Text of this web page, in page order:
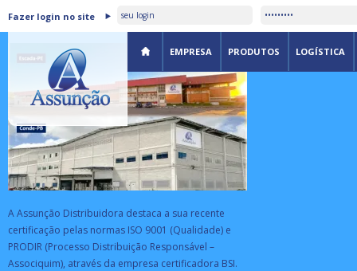
Fazer login no site
EMPRESA PRODUTOS LOGÍSTICA
ASSUNÇÃO DISTRIBUIDORA É
CERTIFICADA PELA BSI
A Assunção Distribuidora destaca a sua recente
certificação pelas normas ISO 9001 (Qualidade) e
PRODIR (Processo Distribuição Responsável –
Associquim), através da empresa certificadora BSI.